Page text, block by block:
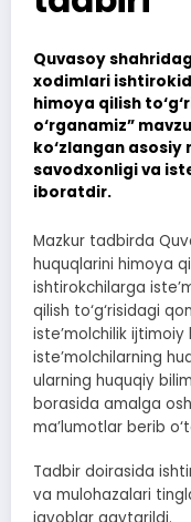
Quvasoy
xodimlari
himoya qilish
o‘rganamiz”
ko‘zlangan
savodxonligi va
iboratdir.
Mazkur tadbirda
huquqlarini himoya
ishtirokchilarga
qilish to‘g‘risidagi
iste’molchilik
iste’molchilarning
ularning huquqiy
borasida amalga
ma’lumotlar berib
Tadbir doirasida
va mulohazalari